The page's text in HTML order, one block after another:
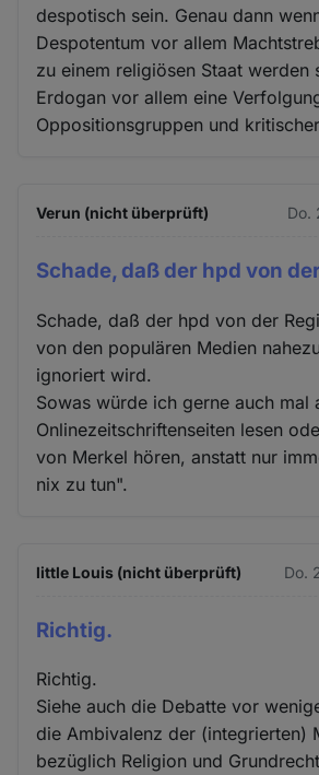
despotisch sein. Genau dann
Despotentum vor allem
zu einem religiösen Staat werden
Erdogan vor allem eine
Oppositionsgruppen und
Verun (nicht überprüft) Do.
Schade, daß der hpd von der
Schade, daß der hpd von der
von den populären Medien
ignoriert wird.
Sowas würde ich gerne auch mal
Onlinezeitschriftenseiten lesen
von Merkel hören, anstatt nur
nix zu tun".
little Louis (nicht überprüft) Do.
Richtig.
Richtig.
Siehe auch die Debatte vor
die Ambivalenz der (integrierten)
bezüglich Religion und